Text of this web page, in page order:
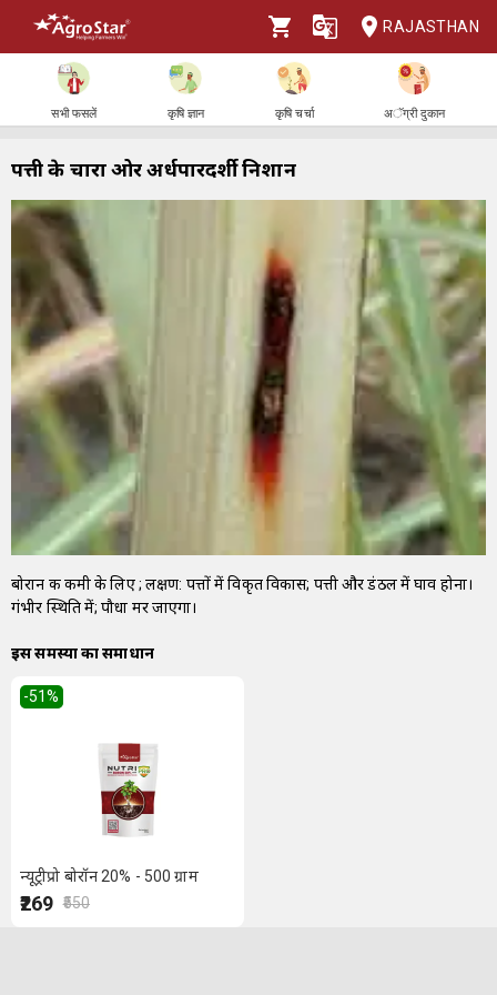
RAJASTHAN
सभी फसलें कृषि ज्ञान कृषि चर्चा अॅग्री दुकान
पत्ती के चारों ओर अर्धपारदर्शी निशान
बोरान की कमी के लिए ; लक्षण: पत्तों में विकृत विकास; पत्ती और डंठल में घाव होना।
गंभीर स्थिति में; पौधा मर जाएगा।
इस समस्या का समाधान
-51%
न्यूट्रीप्रो बोरॉन 20% - 500 ग्राम
₹269 ₹550